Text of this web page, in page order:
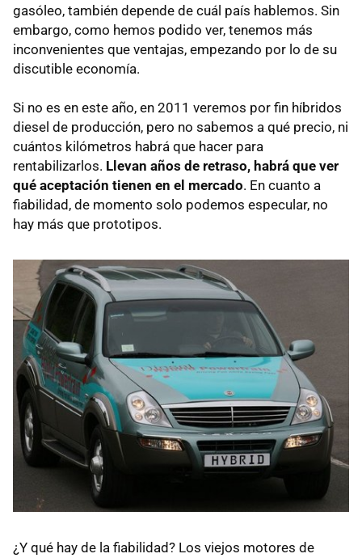
gasóleo, también depende de cuál país hablemos. Sin
embargo, como hemos podido ver, tenemos más
inconvenientes que ventajas, empezando por lo de su
discutible economía.
Si no es en este año, en 2011 veremos por fin híbridos
diesel de producción, pero no sabemos a qué precio, ni
cuántos kilómetros habrá que hacer para
rentabilizarlos. Llevan años de retraso, habrá que ver
qué aceptación tienen en el mercado. En cuanto a
fiabilidad, de momento solo podemos especular, no
hay más que prototipos.
¿Y qué hay de la fiabilidad? Los viejos motores de